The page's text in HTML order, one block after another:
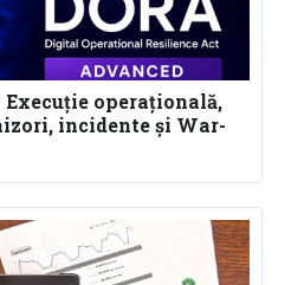
Execuție operațională,
incidente și War-